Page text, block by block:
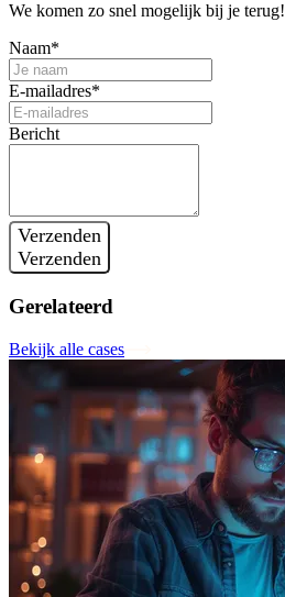
We komen zo snel mogelijk bij je terug!
Naam*
E-mailadres*
Bericht
Verzenden
Verzenden
Gerelateerd
Bekijk alle cases